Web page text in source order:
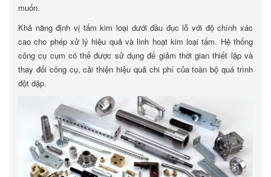
muốn.
Khả năng định vị tấm kim loại dưới đầu đục lỗ với độ chính xác
cao cho phép xử lý hiệu quả và linh hoạt kim loại tấm. Hệ thống
công cụ cụm có thể được sử dụng để giảm thời gian thiết lập và
thay đổi công cụ, cải thiện hiệu quả chi phí của toàn bộ quá trình
đột dập.